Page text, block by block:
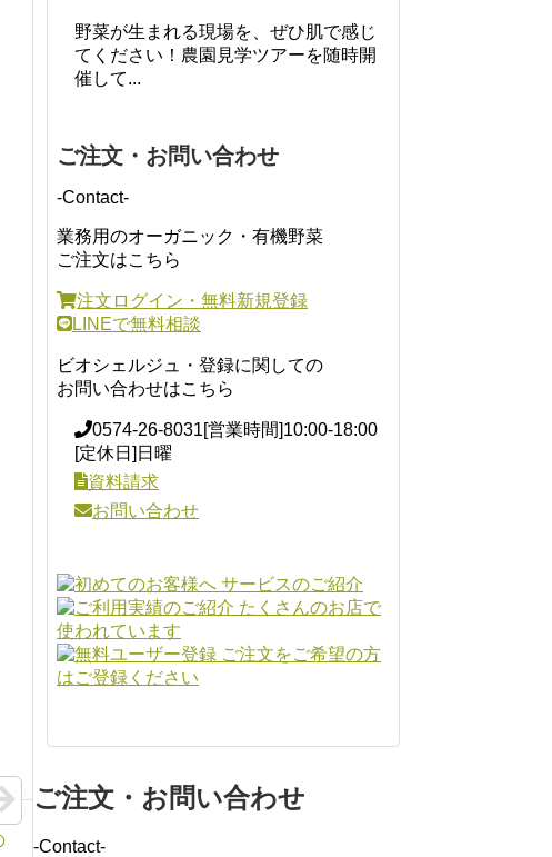
野菜が生まれる現場を、ぜひ肌で感じ
てください！農園見学ツアーを随時開
催して...
ご注文・お問い合わせ
-Contact-
業務用のオーガニック・有機野菜
ご注文はこちら
注文ログイン・無料新規登録
LINEで無料相談
ビオシェルジュ・登録に関しての
お問い合わせはこちら
0574-26-8031[営業時間]10:00-18:00
[定休日]日曜
資料請求
お問い合わせ
ご注文・お問い合わせ
-Contact-